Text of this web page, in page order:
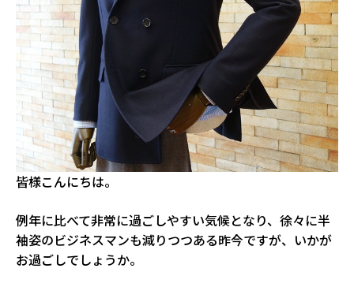
皆様こんにちは。
例年に比べて非常に過ごしやすい気候となり、徐々に半
袖姿のビジネスマンも減りつつある昨今ですが、いかが
お過ごしでしょうか。